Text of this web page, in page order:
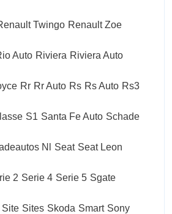
Twingo Renault Zoe
Auto Riviera Riviera Auto
Rr Rr Auto Rs Rs Auto Rs3
S1 Santa Fe Auto Schade
Nl Seat Seat Leon
2 Serie 4 Serie 5 Sgate
Site Sites Skoda Smart Sony